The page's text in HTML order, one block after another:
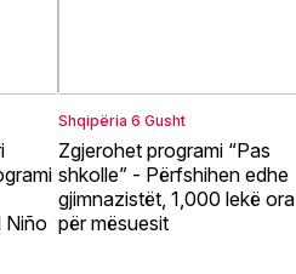
Niño
Shqipëria 6 Gusht
Zgjerohet programi “Pas
shkolle” - Përfshihen edhe
gjimnazistët, 1,000 lekë ora
për mësuesit